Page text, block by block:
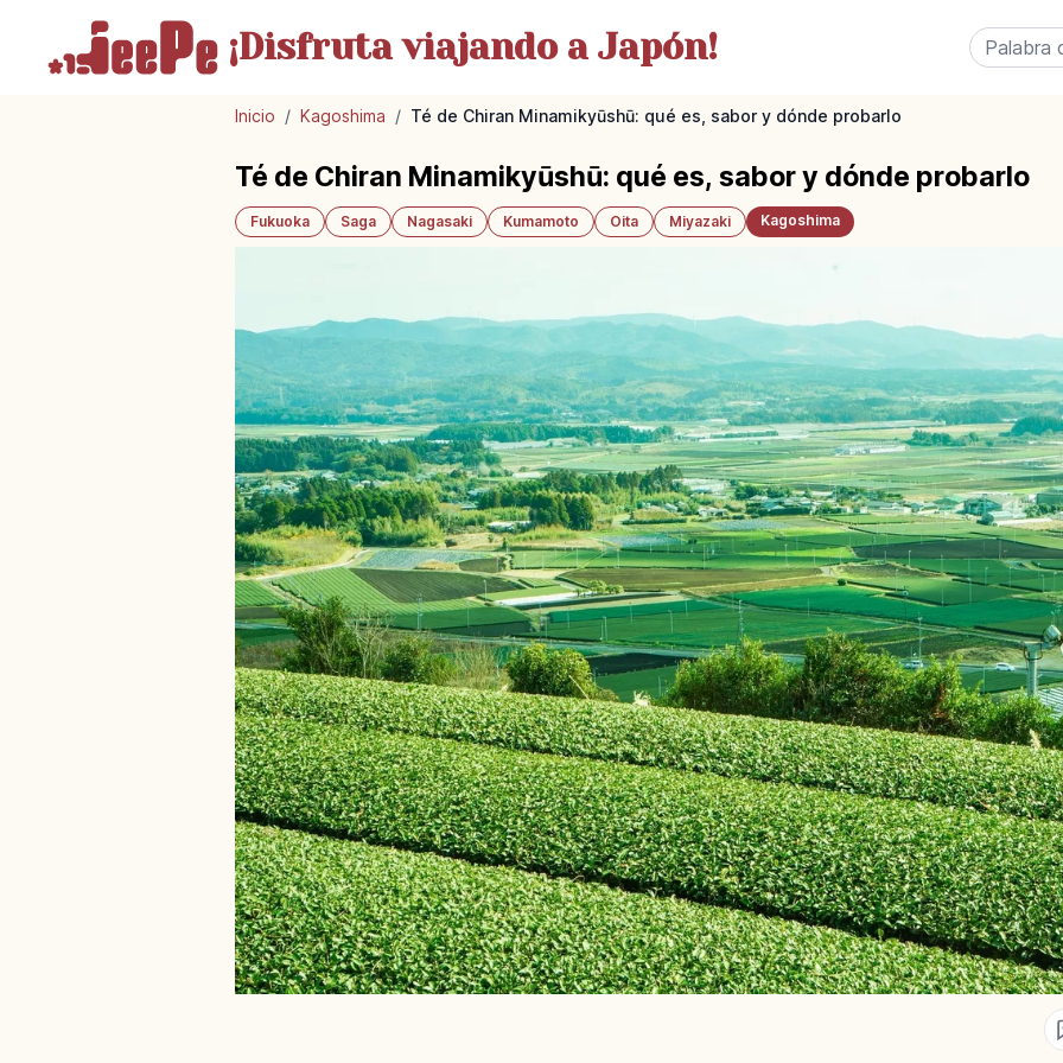
¡Disfrutaviajando a Japón!
Inicio / Kagoshima / Té de Chiran Minamikyūshū: qué es, sabor y dónde probarlo
Té de Chiran Minamikyūshū: qué es, sabor y dónde probarlo
Fukuoka Saga Nagasaki Kumamoto Oita Miyazaki Kagoshima